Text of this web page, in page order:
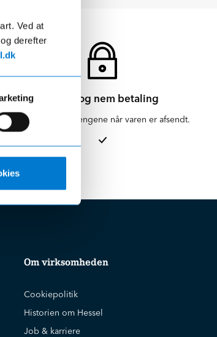
Ved at
derefter
Sikker og nem betaling
Vi hæver først pengene når varen er afsendt.
Om virksomheden
Cookiepolitik
Historien om Hessel
Job & karriere